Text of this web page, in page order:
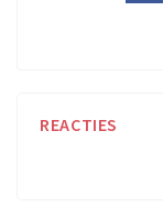
REACTIES